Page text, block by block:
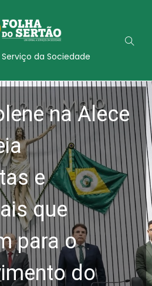
da Sociedade
na Alece
e
que
para o
do